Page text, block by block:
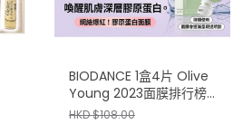
BIODANCE 1盒4片 Olive
Young 2023面膜排行榜
第1
HKD $108.00